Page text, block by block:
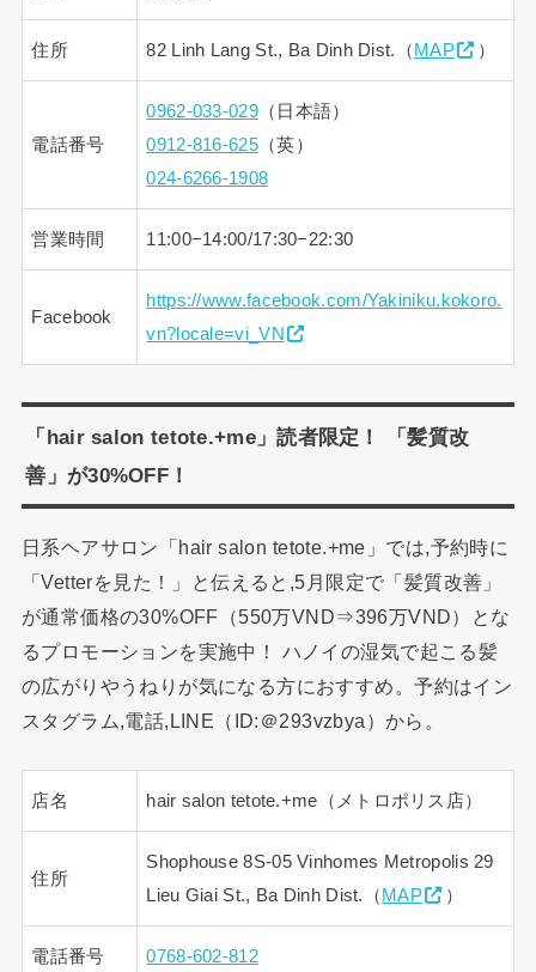
住所 82 Linh Lang St., Ba Dinh Dist.（ MAP ）
電話番号
0962-033-029（日本語）
0912-816-625（英）
024-6266-1908
営業時間 11:00−14:00/17:30−22:30
Facebook
https://www.facebook.com/Yakiniku.kokoro.
vn?locale=vi_VN
「hair salon tetote.+me」読者限定！ 「髪質改
善」が30%OFF！
日系ヘアサロン「hair salon tetote.+me」では,予約時に
「Vetterを見た！」と伝えると,5月限定で「髪質改善」
が通常価格の30%OFF（550万VND⇒396万VND）とな
るプロモーションを実施中！ ハノイの湿気で起こる髪
の広がりやうねりが気になる方におすすめ。予約はイン
スタグラム,電話,LINE（ID:＠293vzbya）から。
店名 hair salon tetote.+me（メトロポリス店）
住所
Shophouse 8S-05 Vinhomes Metropolis 29
Lieu Giai St., Ba Dinh Dist.（ MAP ）
電話番号 0768-602-812